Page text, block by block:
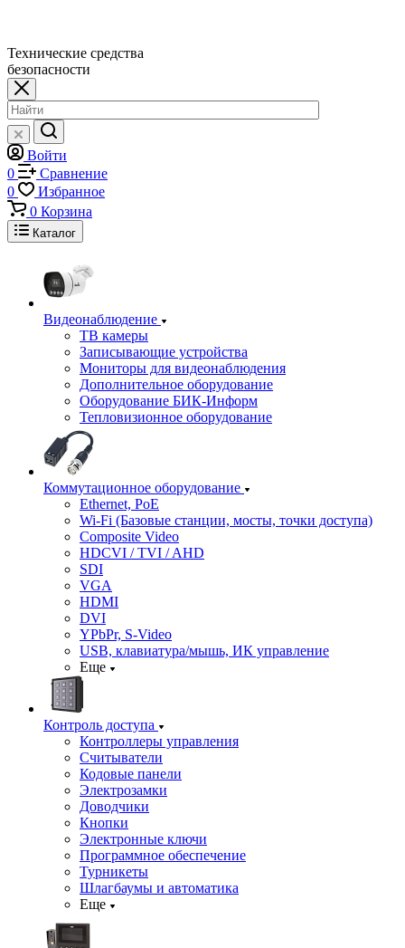
Технические средства
безопасности
Войти
0
Сравнение
0
Избранное
0 Корзина
Каталог
Видеонаблюдение
ТВ камеры
Записывающие устройства
Мониторы для видеонаблюдения
Дополнительное оборудование
Оборудование БИК-Информ
Тепловизионное оборудование
Коммутационное оборудование
Ethernet, PoE
Wi-Fi (Базовые станции, мосты, точки доступа)
Composite Video
HDCVI / TVI / AHD
SDI
VGA
HDMI
DVI
YPbPr, S-Video
USB, клавиатура/мышь, ИК управление
Еще
Контроль доступа
Контроллеры управления
Считыватели
Кодовые панели
Электрозамки
Доводчики
Кнопки
Электронные ключи
Программное обеспечение
Турникеты
Шлагбаумы и автоматика
Еще